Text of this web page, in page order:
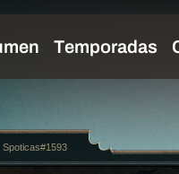
Spoticas#1593